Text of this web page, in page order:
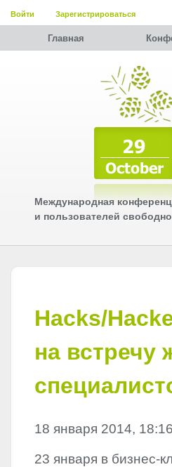
Войти Зарегистрироваться
Главная
Международная
и пользователей
Hacks/
на встречу
18 января 2014, 18:16
23 января в бизнес-